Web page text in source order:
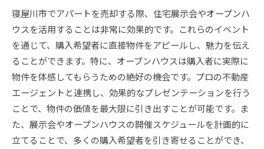
寝屋川市でアパートを売却する際、住宅展示会やオープンハ
ウスを活用することは非常に効果的です。これらのイベント
を通じて、購入希望者に直接物件をアピールし、魅力を伝え
ることができます。特に、オープンハウスは購入者に実際に
物件を体感してもらうための絶好の機会です。プロの不動産
エージェントと連携し、効果的なプレゼンテーションを行う
ことで、物件の価値を最大限に引き出すことが可能です。ま
た、展示会やオープンハウスの開催スケジュールを計画的に
立てることで、多くの購入希望者を引き寄せることができ、